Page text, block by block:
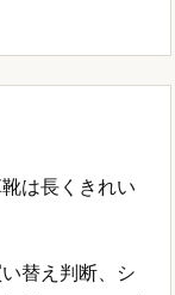
は長くきれい
替え判断、シ